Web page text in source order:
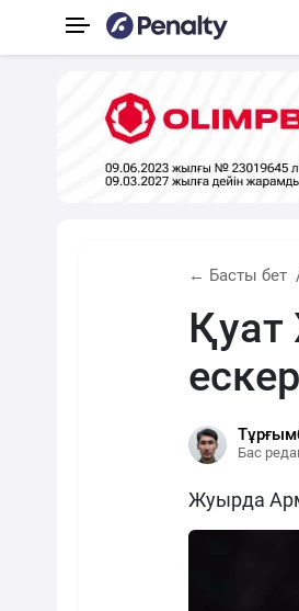
← Басты бет
Қуат
Бас
Жуырда